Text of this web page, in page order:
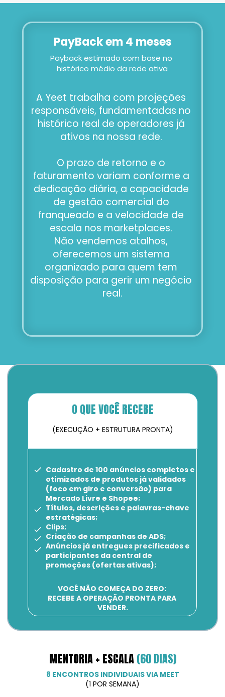
PayBack em 4 meses
Payback estimado com base no
histórico médio da rede ativa
A Yeet trabalha com projeções
responsáveis, fundamentadas no
histórico real de operadores já
ativos na nossa rede.
O prazo de retorno e o
faturamento variam conforme a
dedicação diária, a capacidade
de gestão comercial do
franqueado e a velocidade de
escala nos marketplaces.
Não vendemos atalhos,
oferecemos um sistema
organizado para quem tem
disposição para gerir um negócio
real.
MENTORIA + ESCALA (60 DIAS)
O QUE VOCÊ RECEBE
8 ENCONTROS INDIVIDUAIS VIA MEET
(1 POR SEMANA)
(EXECUÇÃO + ESTRUTURA PRONTA)
Cadastro de 100 anúncios completos e
otimizados de produtos já validados
(foco em giro e conversão) para
Mercado Livre e Shopee;
Títulos, descrições e palavras-chave
estratégicas;
Clips;
Criação de campanhas de ADS;
Anúncios já entregues precificados e
participantes da central de
promoções (ofertas ativas);
VOCÊ NÃO COMEÇA DO ZERO:
RECEBE A OPERAÇÃO PRONTA PARA
VENDER.